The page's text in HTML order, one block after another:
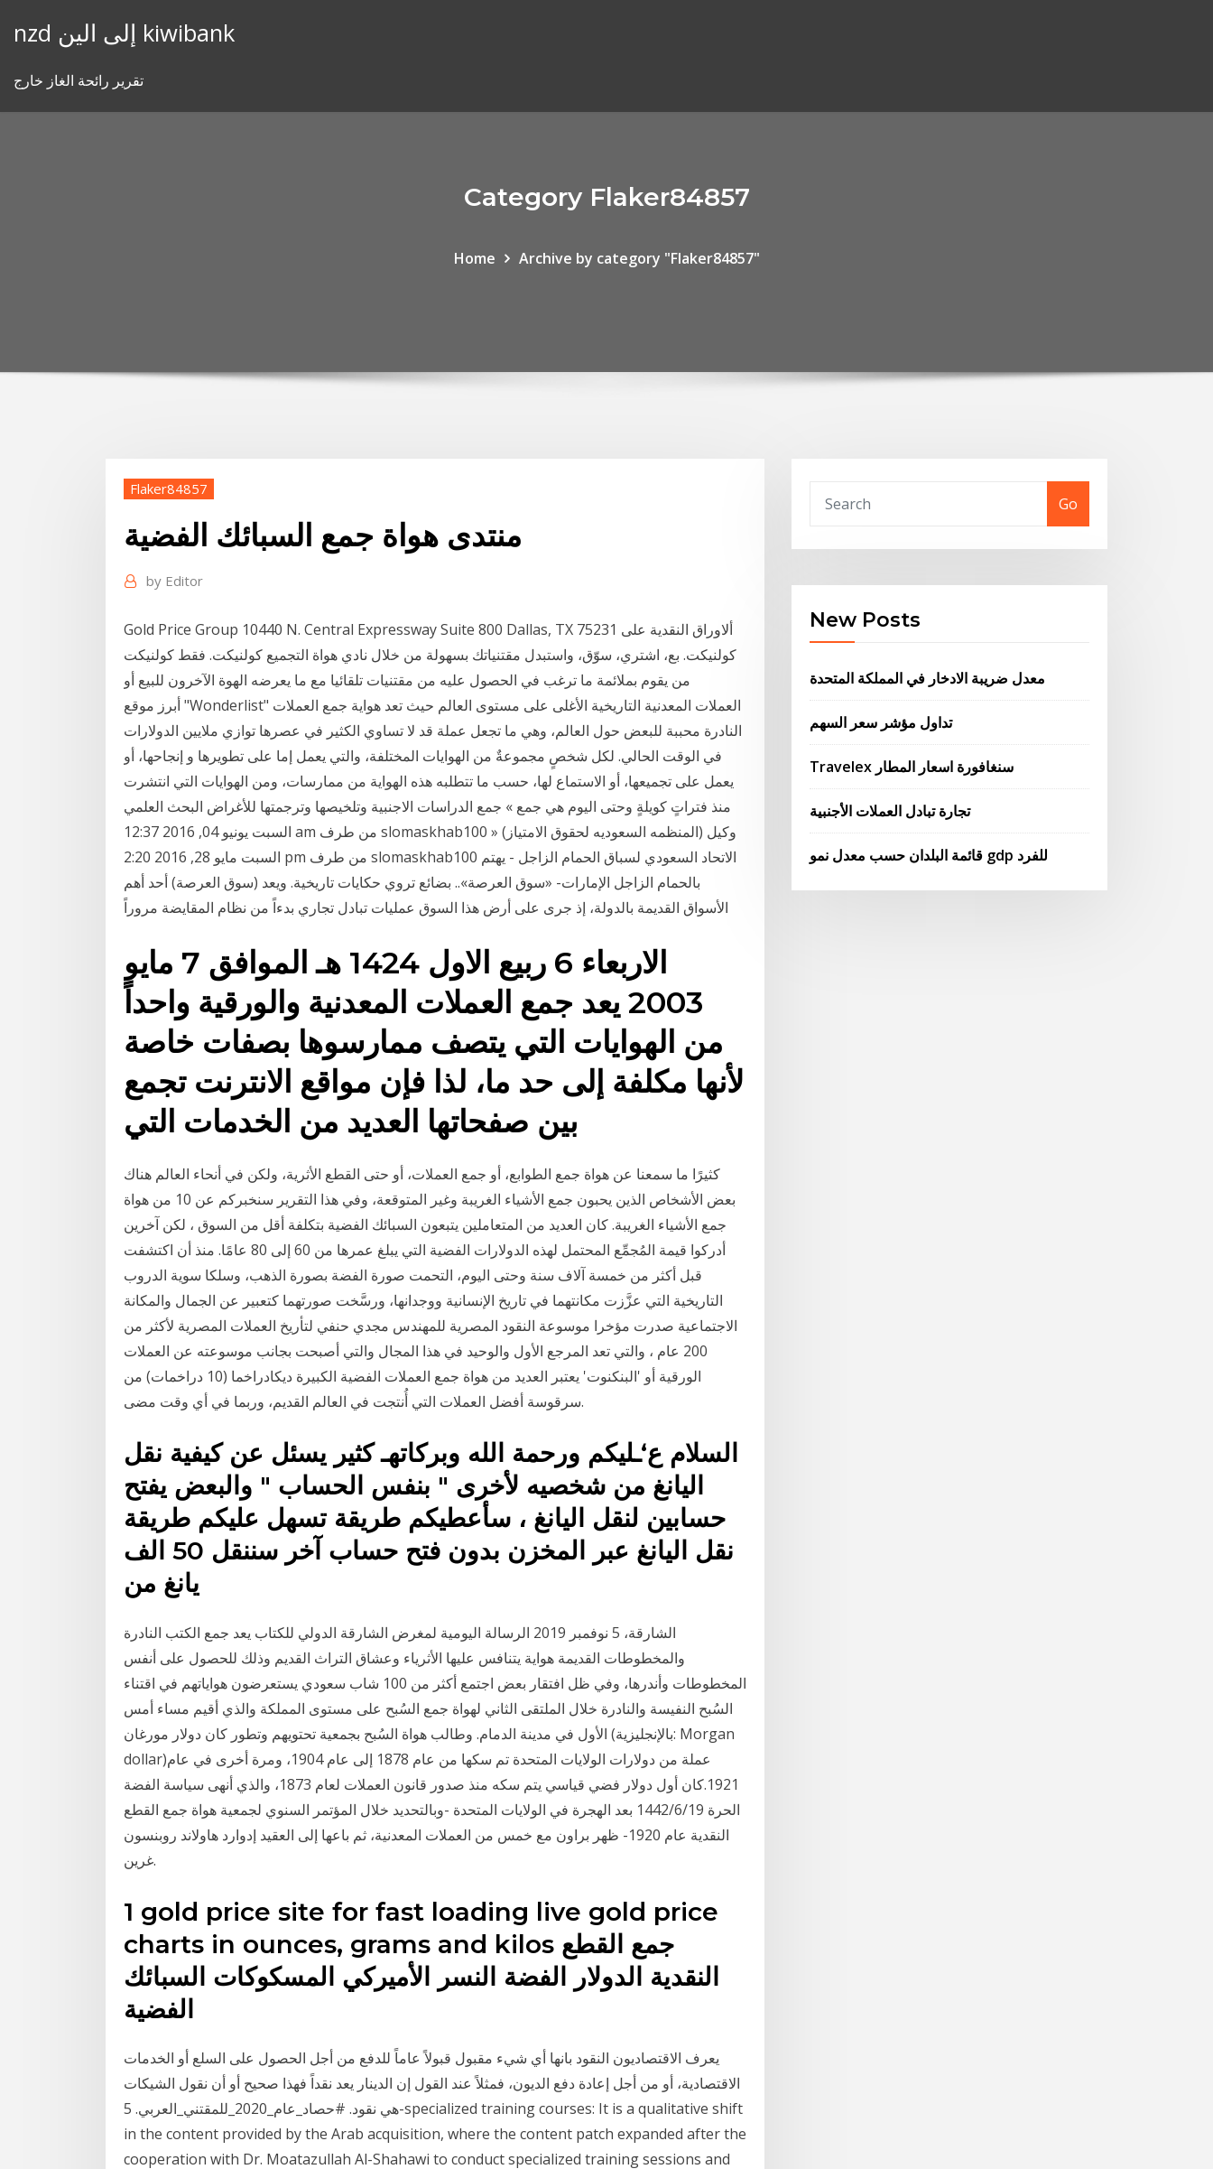
nzd إلى الين kiwibank
تقرير رائحة الغاز خارج
Category Flaker84857
Home Archive by category "Flaker84857"
Flaker84857
منتدى هواة جمع السبائك الفضية
by Editor
Gold Price Group 10440 N. Central Expressway Suite 800 Dallas, TX 75231 ألاوراق النقدية على
كولنيكت. بع، اشتري، سوّق، واستبدل مقتنياتك بسهولة من خلال نادي هواة التجميع كولنيكت. فقط كولنيكت
من يقوم بملائمة ما ترغب في الحصول عليه من مقتنيات تلقائيا مع ما يعرضه الهوة الآخرون للبيع أو
أبرز موقع "Wonderlist" العملات المعدنية التاريخية الأغلى على مستوى العالم حيث تعد هواية جمع العملات
النادرة محببة للبعض حول العالم، وهي ما تجعل عملة قد لا تساوي الكثير في عصرها توازي ملايين الدولارات
في الوقت الحالي. لكل شخصٍ مجموعةٌ من الهوايات المختلفة، والتي يعمل إما على تطويرها و إنجاحها، أو
يعمل على تجميعها، أو الاستماع لها، حسب ما تتطلبه هذه الهواية من ممارسات، ومن الهوايات التي انتشرت
منذ فتراتٍ كويلةٍ وحتى اليوم هي جمع » جمع الدراسات الاجنبية وتلخيصها وترجمتها للأغراض البحث العلمي
السبت يونيو 04, 2016 12:37 am من طرف slomaskhab100 » وكيل (المنظمه السعوديه لحقوق الامتياز)
السبت مايو 28, 2016 2:20 pm من طرف slomaskhab100 الاتحاد السعودي لسباق الحمام الزاجل - يهتم
بالحمام الزاجل الإمارات- «سوق العرصة».. بضائع تروي حكايات تاريخية. ويعد (سوق العرصة) أحد أهم
الأسواق القديمة بالدولة، إذ جرى على أرض هذا السوق عمليات تبادل تجاري بدءاً من نظام المقايضة مروراً
الاربعاء 6 ربيع الاول 1424 هـ الموافق 7 مايو
2003 يعد جمع العملات المعدنية والورقية واحداً
من الهوايات التي يتصف ممارسوها بصفات خاصة
لأنها مكلفة إلى حد ما، لذا فإن مواقع الانترنت تجمع
بين صفحاتها العديد من الخدمات التي
كثيرًا ما سمعنا عن هواة جمع الطوابع، أو جمع العملات، أو حتى القطع الأثرية، ولكن في أنحاء العالم هناك
بعض الأشخاص الذين يحبون جمع الأشياء الغريبة وغير المتوقعة، وفي هذا التقرير سنخبركم عن 10 من هواة
جمع الأشياء الغريبة. كان العديد من المتعاملين يتبعون السبائك الفضية بتكلفة أقل من السوق ، لكن آخرين
أدركوا قيمة المُجمِّع المحتمل لهذه الدولارات الفضية التي يبلغ عمرها من 60 إلى 80 عامًا. منذ أن اكتشفت
قبل أكثر من خمسة آلاف سنة وحتى اليوم، التحمت صورة الفضة بصورة الذهب، وسلكا سوية الدروب
التاريخية التي عزَّزت مكانتهما في تاريخ الإنسانية ووجدانها، ورسَّخت صورتهما كتعبير عن الجمال والمكانة
الاجتماعية صدرت مؤخرا موسوعة النقود المصرية للمهندس مجدي حنفي لتأريخ العملات المصرية لأكثر من
200 عام ، والتي تعد المرجع الأول والوحيد في هذا المجال والتي أصبحت بجانب موسوعته عن العملات
الورقية أو 'البنكنوت' يعتبر العديد من هواة جمع العملات الفضية الكبيرة ديكادراخما (10 دراخمات) من
سرقوسة أفضل العملات التي أُنتجت في العالم القديم، وربما في أي وقت مضى.
السلام ع‘ـليكم ورحمة الله وبركاتهـ كثير يسئل عن كيفية نقل
اليانغ من شخصيه لأخرى " بنفس الحساب " والبعض يفتح
حسابين لنقل اليانغ ، سأعطيكم طريقة تسهل عليكم طريقة
نقل اليانغ عبر المخزن بدون فتح حساب آخر سننقل 50 الف
يانغ من
الشارقة، 5 نوفمبر 2019 الرسالة اليومية لمغرض الشارقة الدولي للكتاب يعد جمع الكتب النادرة
والمخطوطات القديمة هواية يتنافس عليها الأثرياء وعشاق التراث القديم وذلك للحصول على أنفس
المخطوطات وأندرها، وفي ظل افتقار بعض اجتمع أكثر من 100 شاب سعودي يستعرضون هواياتهم في اقتناء
السُبح النفيسة والنادرة خلال الملتقى الثاني لهواة جمع السُبح على مستوى المملكة والذي أقيم مساء أمس
الأول في مدينة الدمام. وطالب هواة السُبح بجمعية تحتويهم وتطور كان دولار مورغان (بالإنجليزية: Morgan
dollar)‏ عملة من دولارات الولايات المتحدة تم سكها من عام 1878 إلى عام 1904، ومرة أخرى في عام
1921.كان أول دولار فضي قياسي يتم سكه منذ صدور قانون العملات لعام 1873، والذي أنهى سياسة الفضة
الحرة 19‏‏/6‏‏/1442 بعد الهجرة في الولايات المتحدة -وبالتحديد خلال المؤتمر السنوي لجمعية هواة جمع القطع
النقدية عام 1920- ظهر براون مع خمس من العملات المعدنية، ثم باعها إلى العقيد إدوارد هاولاند روبنسون
غرين.
1 gold price site for fast loading live gold price
charts in ounces, grams and kilos جمع القطع
النقدية الدولار الفضة النسر الأميركي المسكوكات السبائك
يعرف الاقتصاديون النقود بانها أي شيء مقبول قبولاً عاماً للدفع من أجل الحصول على السلع أو الخدمات
الاقتصادية، أو من أجل إعادة دفع الديون، فمثلاً عند القول إن الدينار يعد نقداً فهذا صحيح أو أن نقول الشيكات
هي نقود. #حصاد_عام_2020_للمقتني_العربي. 5-specialized training courses: It is a qualitative shift
in the content provided by the Arab acquisition, where the content patch expanded after the
cooperation with Dr. Moatazullah Al-Shahawi to conduct specialized training sessions and
Go
New Posts
معدل ضريبة الادخار في المملكة المتحدة
تداول مؤشر سعر السهم
Travelex سنغافورة اسعار المطار
تجارة تبادل العملات الأجنبية
قائمة البلدان حسب معدل نمو gdp للفرد